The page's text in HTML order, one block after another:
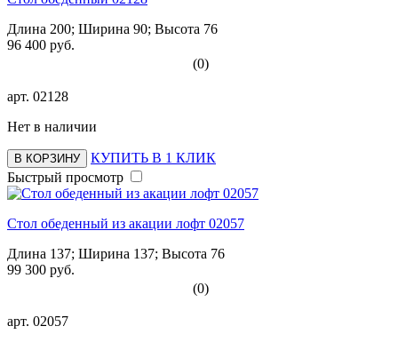
Длина 200; Ширина 90; Высота 76
96 400 руб.
(0)
арт. 02128
Нет в наличии
В КОРЗИНУ
КУПИТЬ В 1 КЛИК
Быстрый просмотр
Стол обеденный из акации лофт 02057
Длина 137; Ширина 137; Высота 76
99 300 руб.
(0)
арт. 02057